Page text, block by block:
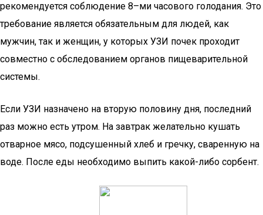
рекомендуется соблюдение 8–ми часового голодания. Это
требование является обязательным для людей, как
мужчин, так и женщин, у которых УЗИ почек проходит
совместно с обследованием органов пищеварительной
системы.
Если УЗИ назначено на вторую половину дня, последний
раз можно есть утром. На завтрак желательно кушать
отварное мясо, подсушенный хлеб и гречку, сваренную на
воде. После еды необходимо выпить какой-либо сорбент.